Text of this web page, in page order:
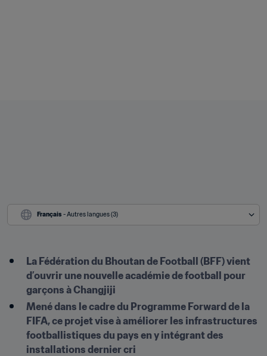
Français - Autres langues (3)
La Fédération du Bhoutan de Football (BFF) vient
d’ouvrir une nouvelle académie de football pour
garçons à Changjiji
Mené dans le cadre du Programme Forward de la
FIFA, ce projet vise à améliorer les infrastructures
footballistiques du pays en y intégrant des
installations dernier cri